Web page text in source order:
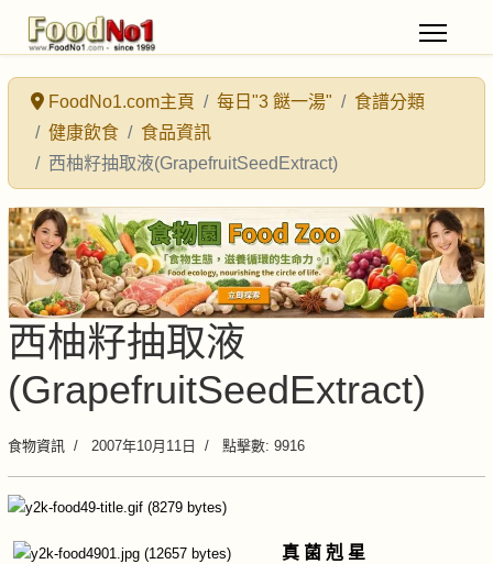
FoodNo1.com主頁 每日"3 餸一湯"
食譜分類
健康飲食
食品資訊
西柚籽抽取液(GrapefruitSeedExtract)
西柚籽抽取液
(GrapefruitSeedExtract)
食物資訊 2007年10月11日 點擊數: 9916
真 菌 剋 星